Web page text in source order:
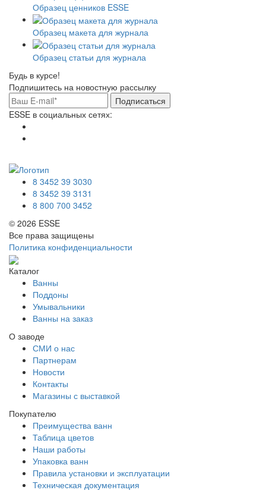
Образец ценников ESSE
Образец макета для журнала
Образец статьи для журнала
Будь в курсе!
Подпишитесь на новостную рассылку
Подписаться
ESSE в социальных сетях:
8 3452 39 3030
8 3452 39 3131
8 800 700 3452
© 2026 ESSE
Все права защищены
Политика конфиденциальности
Каталог
Ванны
Поддоны
Умывальники
Ванны на заказ
О заводе
СМИ о нас
Партнерам
Новости
Контакты
Магазины с выставкой
Покупателю
Преимущества ванн
Таблица цветов
Наши работы
Упаковка ванн
Правила установки и эксплуатации
Техническая документация